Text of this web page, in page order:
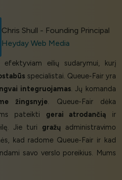
Chris Shull - Founding Principal
Heyday Web Media
efektyviam eilių sudarymui, kurį
specialistai. Queue-Fair yra
integruojamas. Jų komanda
žingsnyje. Queue-Fair dėka
pateikti gerai atrodančią ir
Jie turi gražų administravimo
kad radome Queue-Fair ir kad
savo verslo poreikius. Mums